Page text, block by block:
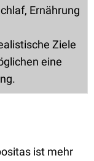
Ernährung
Ziele
eine
ist mehr